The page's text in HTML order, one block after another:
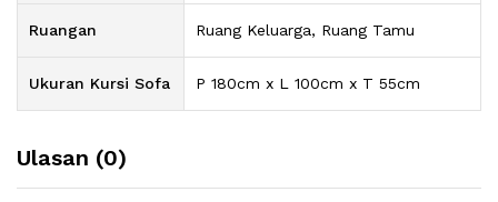
Ruangan Ruang Keluarga, Ruang Tamu
Ukuran Kursi Sofa P 180cm x L 100cm x T 55cm
Ulasan (0)